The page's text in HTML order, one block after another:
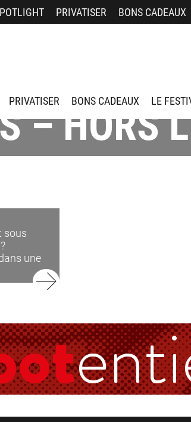
PRIVATISER BONS CADEAUX
PRIVATISER BONS CADEAUX LE
– HORS
sous
une